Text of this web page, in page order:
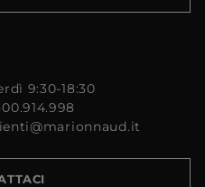
9:30-18:30